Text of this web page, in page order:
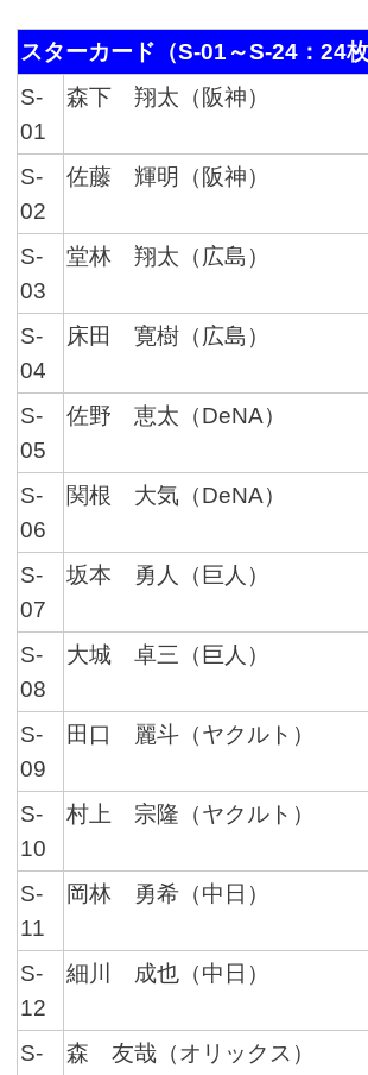
スターカード（S-01～S-24：24
S-
01
森下 翔太（阪神）
S-
02
佐藤 輝明（阪神）
S-
03
堂林 翔太（広島）
S-
04
床田 寛樹（広島）
S-
05
佐野 恵太（DeNA）
S-
06
関根 大気（DeNA）
S-
07
坂本 勇人（巨人）
S-
08
大城 卓三（巨人）
S-
09
田口 麗斗（ヤクルト）
S-
10
村上 宗隆（ヤクルト）
S-
11
岡林 勇希（中日）
S-
12
細川 成也（中日）
S- 森 友哉（オリックス）